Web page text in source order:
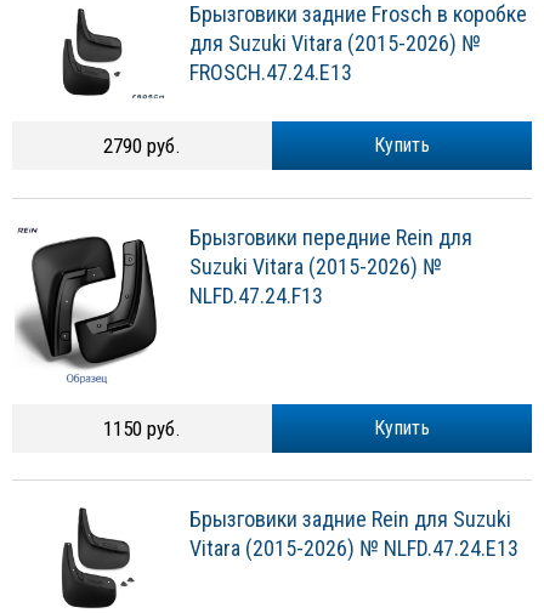
Брызговики задние Frosch в коробке
для Suzuki Vitara (2015-2026) №
FROSCH.47.24.E13
Купить
2790 руб.
Брызговики передние Rein для
Suzuki Vitara (2015-2026) №
NLFD.47.24.F13
Купить
1150 руб.
Брызговики задние Rein для Suzuki
Vitara (2015-2026) № NLFD.47.24.E13